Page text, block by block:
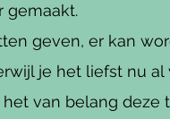
gemaakt.
geven, er kan
je het liefst nu
van belang deze